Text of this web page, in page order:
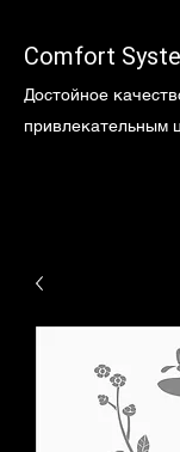
Comfort
Достойное
привлекательным